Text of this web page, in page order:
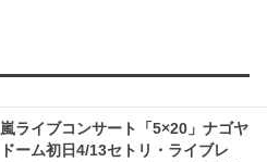
嵐ライブコンサート「5×20」ナゴヤ
ドーム初日4/13セトリ・ライブレ